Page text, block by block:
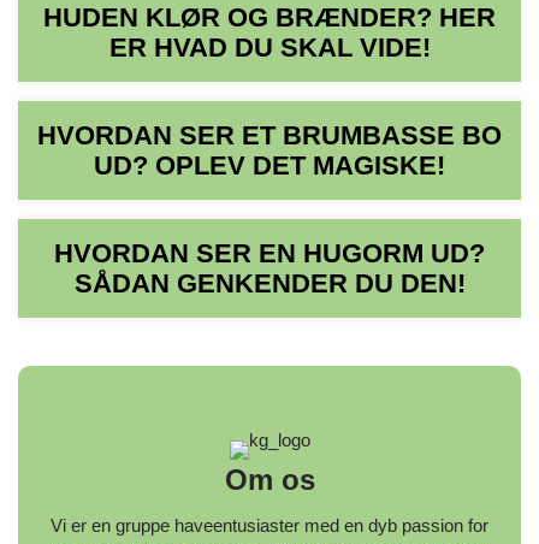
HUDEN KLØR OG BRÆNDER? HER
ER HVAD DU SKAL VIDE!
HVORDAN SER ET BRUMBASSE BO
UD? OPLEV DET MAGISKE!
HVORDAN SER EN HUGORM UD?
SÅDAN GENKENDER DU DEN!
Om os
Vi er en gruppe haveentusiaster med en dyb passion for